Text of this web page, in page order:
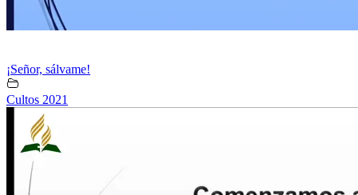
¡Señor, sálvame!
Cultos 2021